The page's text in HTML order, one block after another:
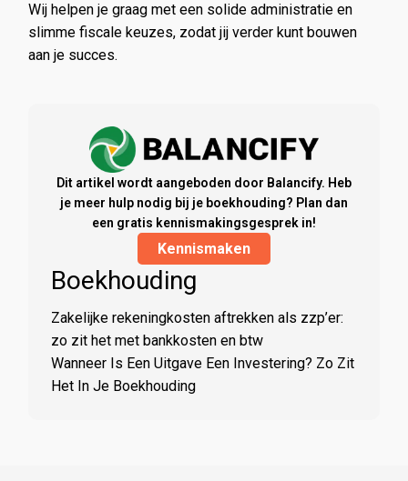
Dit artikel wordt aangeboden door Balancify. Heb
je meer hulp nodig bij je boekhouding? Plan dan
een gratis kennismakingsgesprek in!
Kennismaken
Boekhouding
Zakelijke rekeningkosten aftrekken als zzp’er:
zo zit het met bankkosten en btw
Wanneer Is Een Uitgave Een Investering? Zo Zit
Het In Je Boekhouding
Wij helpen je graag met een solide administratie en
slimme fiscale keuzes, zodat jij verder kunt bouwen
aan je succes.